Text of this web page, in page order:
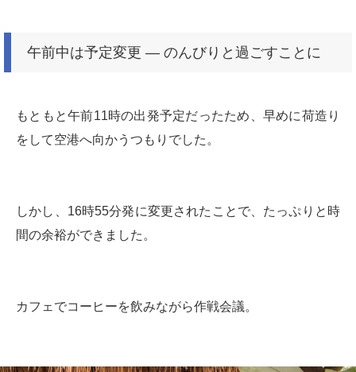
午前中は予定変更 ― のんびりと過ごすことに
もともと午前11時の出発予定だったため、早めに荷造り
をして空港へ向かうつもりでした。
しかし、16時55分発に変更されたことで、たっぷりと時
間の余裕ができました。
カフェでコーヒーを飲みながら作戦会議。